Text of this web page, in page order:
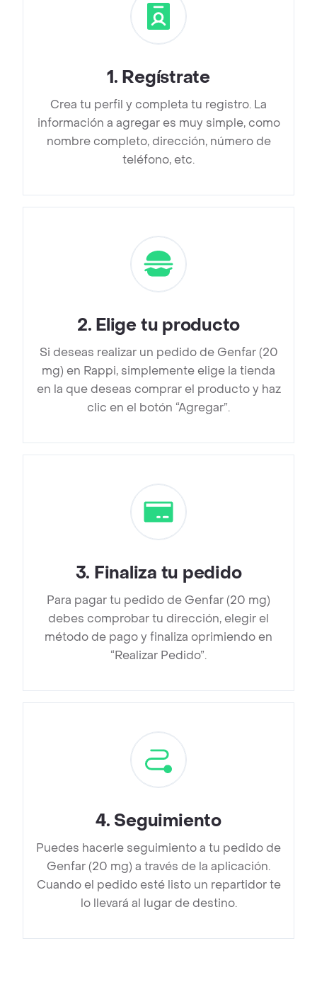
1. Regístrate
Crea tu perfil y completa tu registro. La
información a agregar es muy simple, como
nombre completo, dirección, número de
teléfono, etc.
2. Elige tu producto
Si deseas realizar un pedido de Genfar (20
mg) en Rappi, simplemente elige la tienda
en la que deseas comprar el producto y haz
clic en el botón “Agregar”.
3. Finaliza tu pedido
Para pagar tu pedido de Genfar (20 mg)
debes comprobar tu dirección, elegir el
método de pago y finaliza oprimiendo en
“Realizar Pedido”.
4. Seguimiento
Puedes hacerle seguimiento a tu pedido de
Genfar (20 mg) a través de la aplicación.
Cuando el pedido esté listo un repartidor te
lo llevará al lugar de destino.